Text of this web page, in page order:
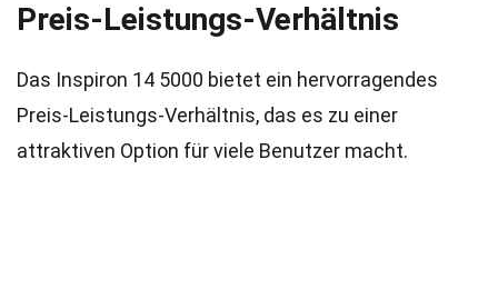
Preis-Leistungs-Verhältnis
Das Inspiron 14 5000 bietet ein hervorragendes
Preis-Leistungs-Verhältnis, das es zu einer
attraktiven Option für viele Benutzer macht.